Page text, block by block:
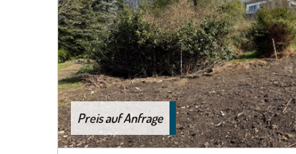
Preis auf Anfrage